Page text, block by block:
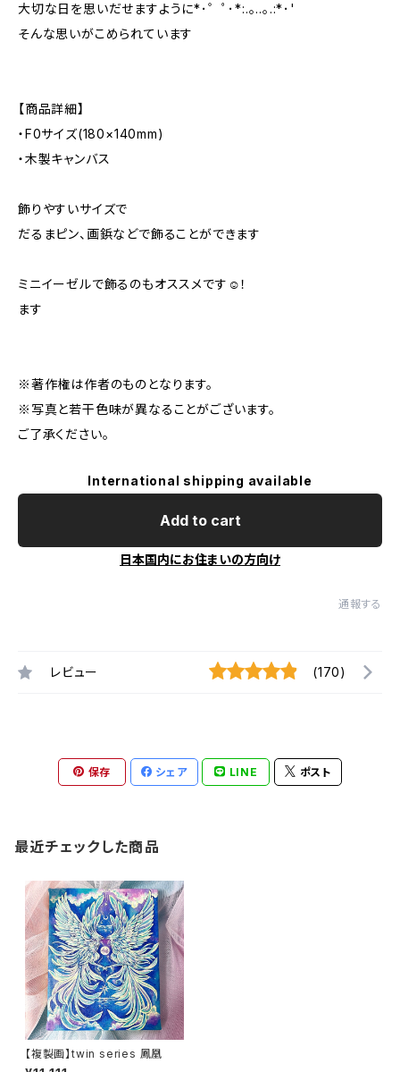
大切な日を思いだせますように*･゜ﾟ･*:.｡..｡.:*･'
そんな思いがこめられています
【商品詳細】
・F0サイズ(180×140mm)
・木製キャンバス
飾りやすいサイズで
だるまピン、画鋲などで飾ることができます
ミニイーゼルで飾るのもオススメです☺️！
ます
※著作権は作者のものとなります。
※写真と若干色味が異なることがございます。
ご了承ください。
International shipping available
Add to cart
日本国内にお住まいの方向け
通報する
レビュー (170)
保存 シェア LINE ポスト
最近チェックした商品
【複製画】twin series 鳳凰